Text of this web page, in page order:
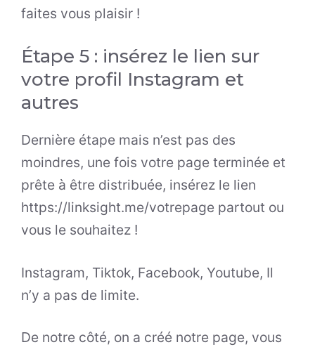
faites vous plaisir !
Étape 5 : insérez le lien sur
votre profil Instagram et
autres
Dernière étape mais n’est pas des
moindres, une fois votre page terminée et
prête à être distribuée, insérez le lien
https://linksight.me/votrepage partout ou
vous le souhaitez !
Instagram, Tiktok, Facebook, Youtube, Il
n’y a pas de limite.
De notre côté, on a créé notre page, vous